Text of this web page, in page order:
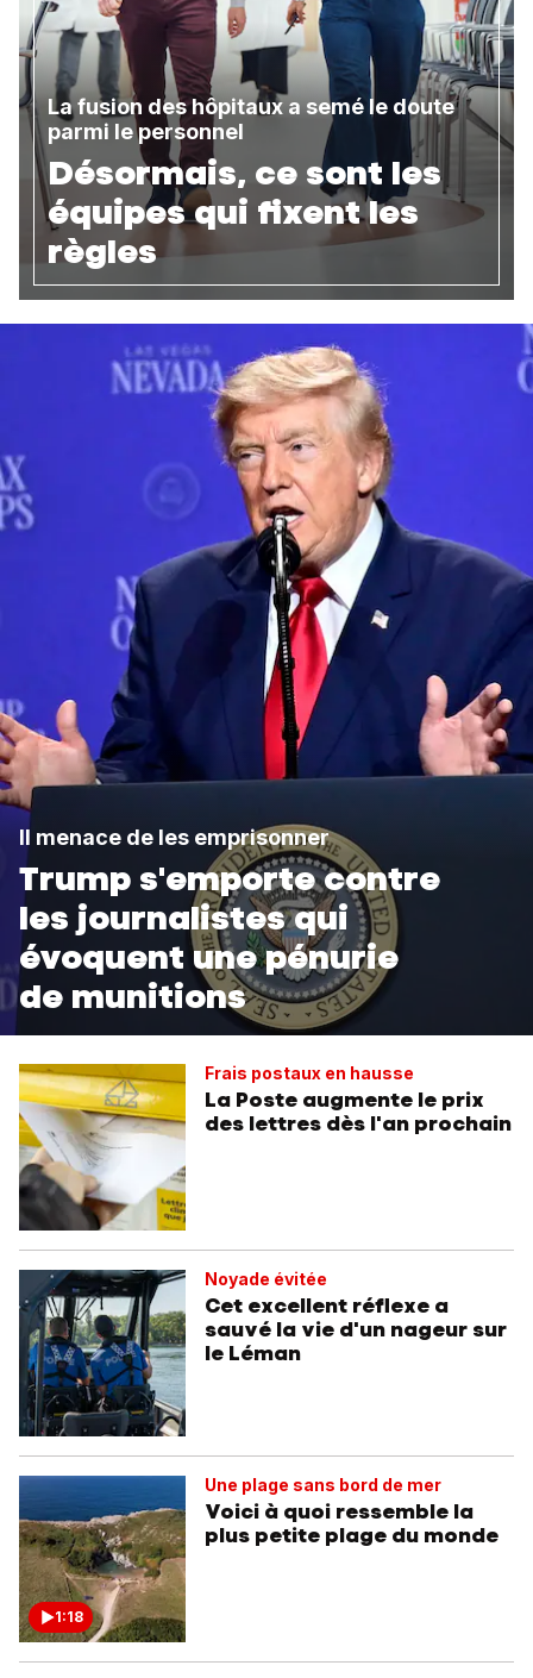
La fusion des hôpitaux a semé le doute
parmi le personnel
Désormais, ce sont les
équipes qui fixent les
règles
Il menace de les emprisonner
Trump s'emporte contre
les journalistes qui
évoquent une pénurie
de munitions
Frais postaux en hausse
La Poste augmente le prix
des lettres dès l'an prochain
Noyade évitée
Cet excellent réflexe a
sauvé la vie d'un nageur sur
le Léman
1:18
Une plage sans bord de mer
Voici à quoi ressemble la
plus petite plage du monde